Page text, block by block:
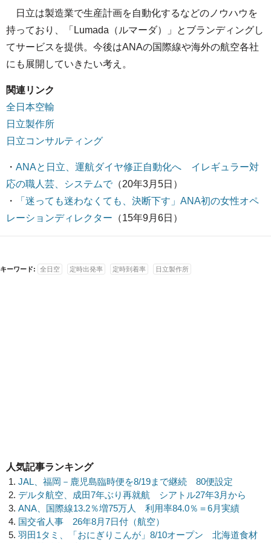
日立は製造業で生産計画を自動化するなどのノウハウを
持っており、「Lumada（ルマーダ）」とブランディングし
てサービスを提供。今後はANAの国際線や海外の航空各社
にも展開していきたい考え。
関連リンク
全日本空輸
日立製作所
日立コンサルティング
・ ANAと日立、運航ダイヤ修正自動化へ イレギュラー対
応の職人芸、システムで（20年3月5日）
・
「迷っても迷わなくても、決断下す」ANA初の女性オペ
レーションディレクター （15年9月6日）
キーワード: 全日空 定時出発率 定時到着率 日立製作所
人気記事ランキング
JAL、福岡－鹿児島臨時便を8/19まで継続 80便設定
デルタ航空、成田7年ぶり再就航 シアトル27年3月から
ANA、国際線13.2％増75万人 利用率84.0％＝6月実績
国交省人事 26年8月7日付（航空）
羽田1タミ、「おにぎりこんが」8/10オープン 北海道食材